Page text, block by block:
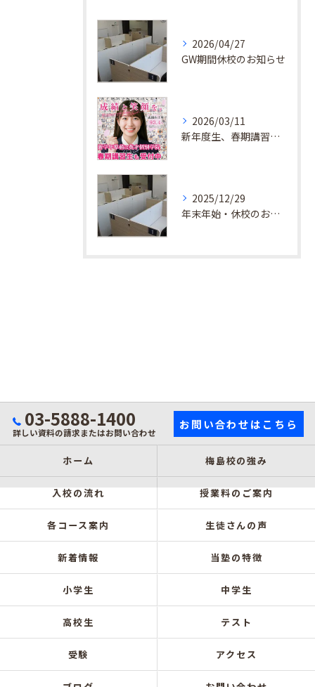
2026/04/27
GW期間休校のお知らせ
2026/03/11
新年度生、春期講習生 受付中！
2025/12/29
年末年始・休校のお知らせ
03-5888-1400
詳しい資料の請求またはお問い合わせ
お問い合わせはこちら
ホーム 梅島校の強み
入校の流れ 授業料のご案内
各コース案内 生徒さんの声
新着情報 当塾の特徴
小学生 中学生
高校生 テスト
受験 アクセス